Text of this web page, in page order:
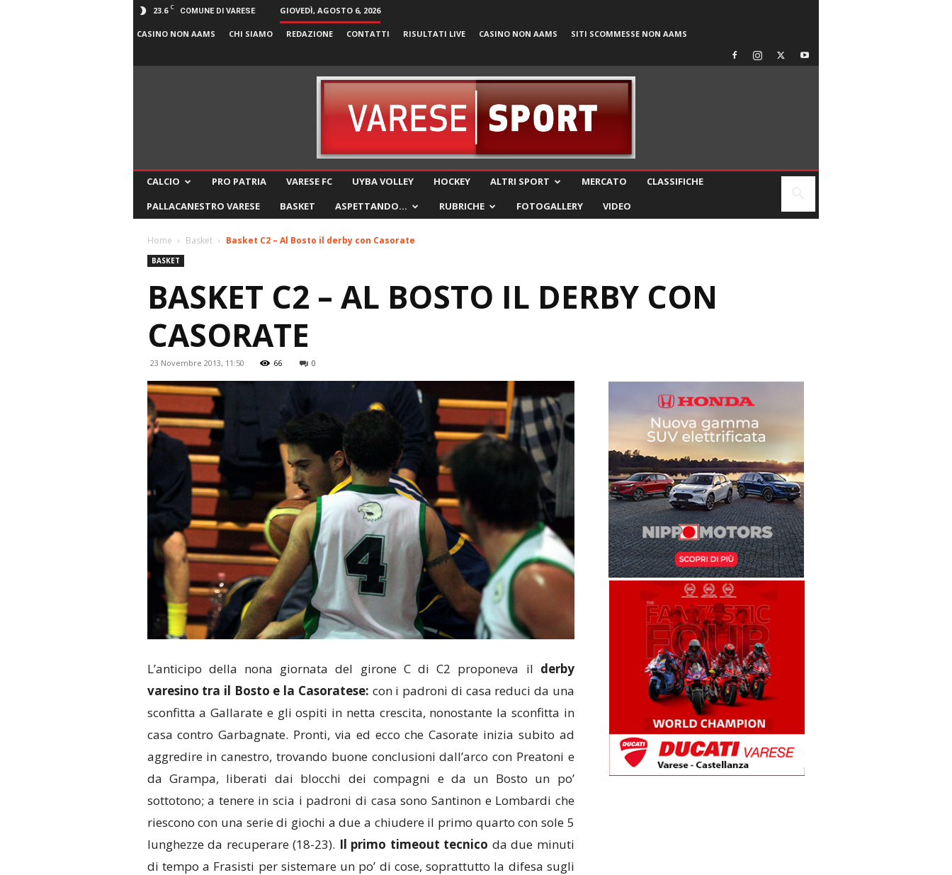
23.6 C COMUNE DI VARESE GIOVEDÌ, AGOSTO 6, 2026
CASINO NON AAMS CHI SIAMO REDAZIONE CONTATTI RISULTATI LIVE CASINO NON AAMS SITI SCOMMESSE NON AAMS
CALCIO PRO PATRIA VARESE FC UYBA VOLLEY HOCKEY ALTRI SPORT MERCATO
CLASSIFICHE
PALLACANESTRO VARESE
BASKET ASPETTANDO… RUBRICHE FOTOGALLERY VIDEO
Home Basket Basket C2 – Al Bosto il derby con Casorate
BASKET
BASKET C2 – AL BOSTO IL DERBY CON
CASORATE
23 Novembre 2013, 11:50 66 0
L’anticipo della nona giornata del girone C di C2 proponeva il derby
varesino tra il Bosto e la Casoratese: con i padroni di casa reduci da una
sconfitta a Gallarate e gli ospiti in netta crescita, nonostante la sconfitta in
casa contro Garbagnate. Pronti, via ed ecco che Casorate inizia subito ad
aggredire in canestro, trovando buone conclusioni dall’arco con Preatoni e
da Grampa, liberati dai blocchi dei compagni e da un Bosto un po’
sottotono; a tenere in scia i padroni di casa sono Santinon e Lombardi che
riescono con una serie di giochi a due a chiudere il primo quarto con sole 5
lunghezze da recuperare (18-23). Il primo timeout tecnico da due minuti
di tempo a Frasisti per sistemare un po’ di cose, soprattutto la difesa sugli